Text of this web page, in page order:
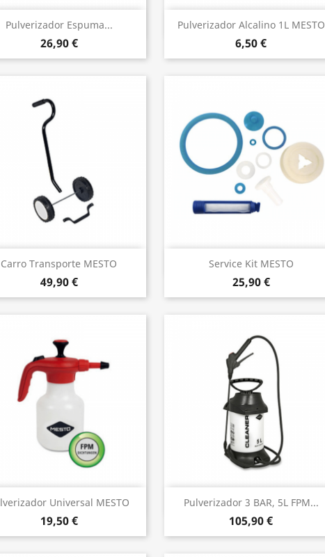
Pulverizador Espuma...
26,90 €
Vista rápida Pulverizador Alcalino 1L MESTO
6,50 €
Vista rápida
Carro Transporte MESTO
49,90 €
Vista rápida Service Kit MESTO
25,90 €
Vista rápida
Universal MESTO
19,50 €
Vista rápida Pulverizador 3 BAR, 5L FPM...
105,90 €
Vista rápida